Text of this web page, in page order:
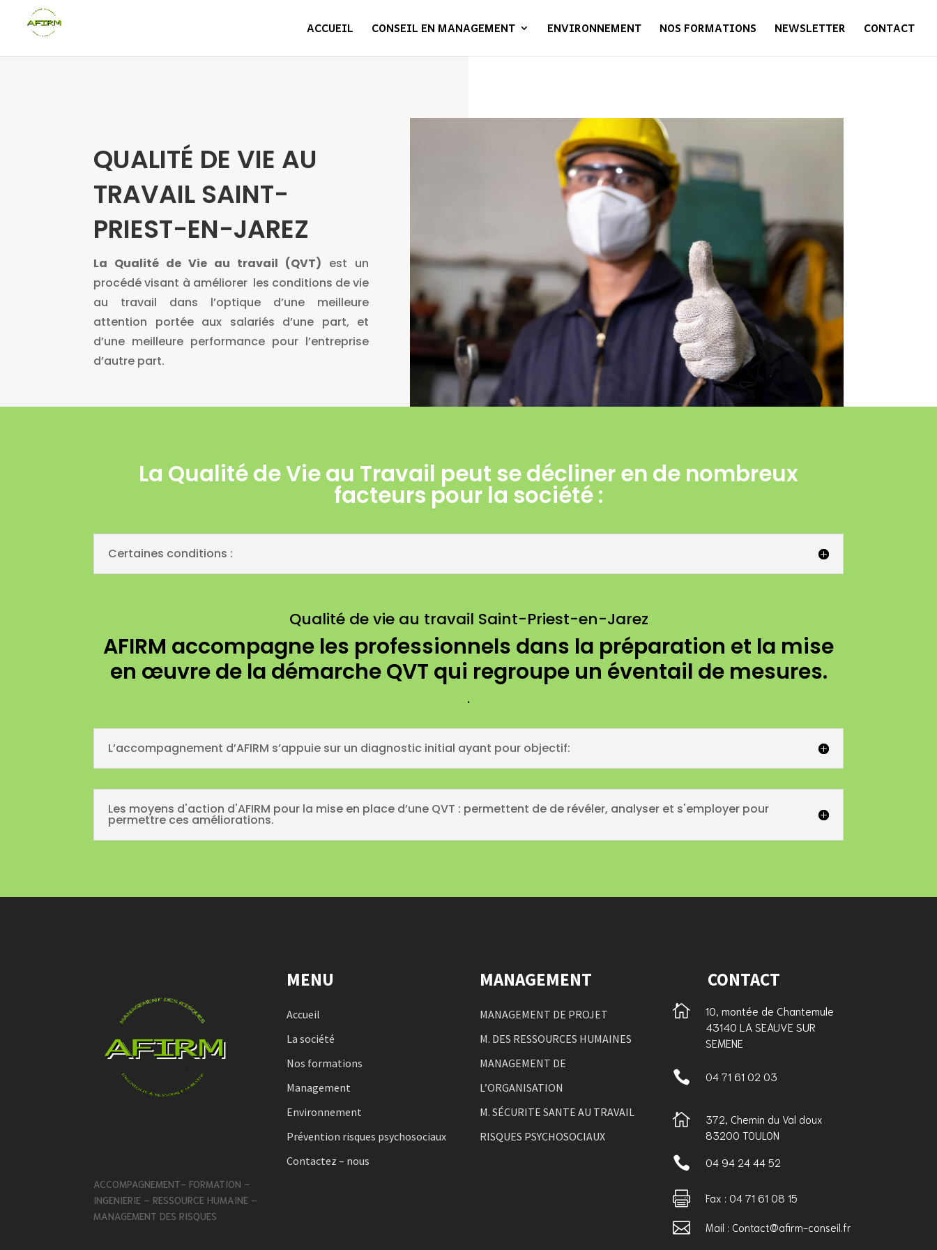
ACCUEIL CONSEIL EN MANAGEMENT ENVIRONNEMENT NOS FORMATIONS NEWSLETTER CONTACT
QUALITÉ DE VIE AU
TRAVAIL SAINT-
PRIEST-EN-JAREZ
La Qualité de Vie au travail (QVT) est un
procédé visant à améliorer les conditions de vie
au travail dans l’optique d’une meilleure
attention portée aux salariés d’une part, et
d’une meilleure performance pour l’entreprise
d’autre part.
La Qualité de Vie au Travail peut se décliner en de nombreux
facteurs pour la société :
Certaines conditions :
Qualité de vie au travail Saint-Priest-en-Jarez
AFIRM accompagne les professionnels dans la préparation et la mise
en œuvre de la démarche QVT qui regroupe un éventail de mesures.
.
L’accompagnement d’AFIRM s’appuie sur un diagnostic initial ayant pour objectif:
Les moyens d'action d'AFIRM pour la mise en place d’une QVT : permettent de de révéler, analyser et s'employer pour
permettre ces améliorations.
ACCOMPAGNEMENT- FORMATION –
INGENIERIE – RESSOURCE HUMAINE –
MANAGEMENT DES RISQUES
MENU
Accueil
La société
Nos formations
Management
Environnement
Prévention risques psychosociaux
Contactez – nous
MANAGEMENT
MANAGEMENT DE PROJET
M. DES RESSOURCES HUMAINES
MANAGEMENT DE
L’ORGANISATION
M. SÉCURITE SANTE AU TRAVAIL
RISQUES PSYCHOSOCIAUX
CONTACT

10, montée de Chantemule
43140 LA SEAUVE SUR
SEMENE
 04 71 61 02 03

372, Chemin du Val doux
83200 TOULON
 04 94 24 44 52
 Fax : 04 71 61 08 15
 Mail : Contact@afirm-conseil.fr